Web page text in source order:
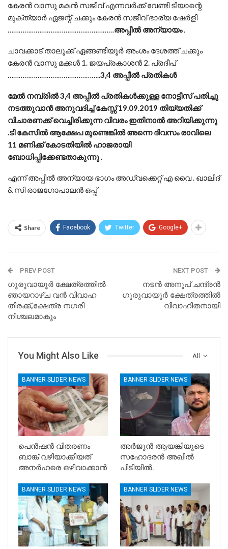
കേരൻ വാസു മകൻ സജീവ് എന്നവർക്ക് വേണ്ടി ടിയാന്റെ
മുക്ത്യാർ ഏജന്റ് ചക്കും കേരൻ സജീവ് ഭാര്യ ഷേർളി
…………………………………………………അപ്പീൽ അന്യായം.
ചാവക്കാട് താലൂക്ക് ഏങ്ങണ്ടിയൂർ അംശം ദേശത്ത് ചക്കും
കേരൻ വാസു മക്കൾ 1. ജയപ്രകാശൻ 2. പ്രദീപ്
…………………………………………..3,4 അപ്പീൽ പ്രതികൾ
മേൽ നമ്പ്രിൽ3,4 അപ്പീൽ പ്രതികൾക്കുള്ള നോട്ടീസ് പതിച്ചു
നടത്തുവാൻ അനുവദിച്ച് കേസ്സ്19.09.2019 തിയ്യതിക്ക്
വിചാരണക്ക് വെച്ചിരിക്കുന്ന വിവരം ഇതിനാൽ അറിയിക്കുന്നു
.ടി കേസിൽ ആക്ഷേപ മുണ്ടെങ്കിൽ അന്നെ ദിവസം രാവിലെ
11 മണിക്ക് കോടതിയിൽ ഹാജരായി
ബോധിപ്പിക്കേണ്ടതാകുന്നു .
എന്ന് അപ്പീൽ അന്യായ ഭാഗം അഡ്വക്കെറ്റ് എ വൈ . ഖാലിദ്
& സി രാജഗോപാലൻ ഒപ്പ്
Share Facebook Twitter Google+
PREV POST
ഗുരുവായൂർ ക്ഷേത്രത്തിൽ
ഞായറാഴ്ച വൻ വിവാഹ
തിരക്ക്,ക്ഷേത്ര നഗരി
നിശ്ചലമാകും
NEXT POST
നടന്‍ അനൂപ് ചന്ദ്രന്‍
ഗുരുവായൂർ ക്ഷേത്രത്തിൽ
വിവാഹിതനായി
All
You Might Also Like
BANNER SLIDER NEWS
പെൻഷൻ വിതരണം
ബാങ്ക് വഴിയാക്കിയത്
അനർഹരെ ഒഴിവാക്കാൻ
BANNER SLIDER NEWS
അർജുൻ ആയങ്കിയുടെ
സഹോദരൻ അഖിൽ
പിടിയിൽ.
BANNER SLIDER NEWS BANNER SLIDER NEWS